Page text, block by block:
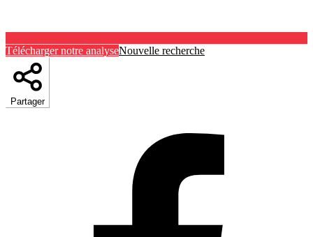
Télécharger notre analyseNouvelle recherche
Partager